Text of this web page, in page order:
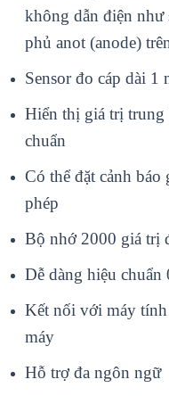
không dẫn điện như
phủ anot (anode)
Sensor đo cáp dài 1
Hiển thị giá trị
chuẩn
Có thể đặt cảnh
phép
Bộ nhớ 2000 giá trị
Dễ dàng hiệu chuẩn
Kết nối với máy
máy
Hỗ trợ đa ngôn ngữ